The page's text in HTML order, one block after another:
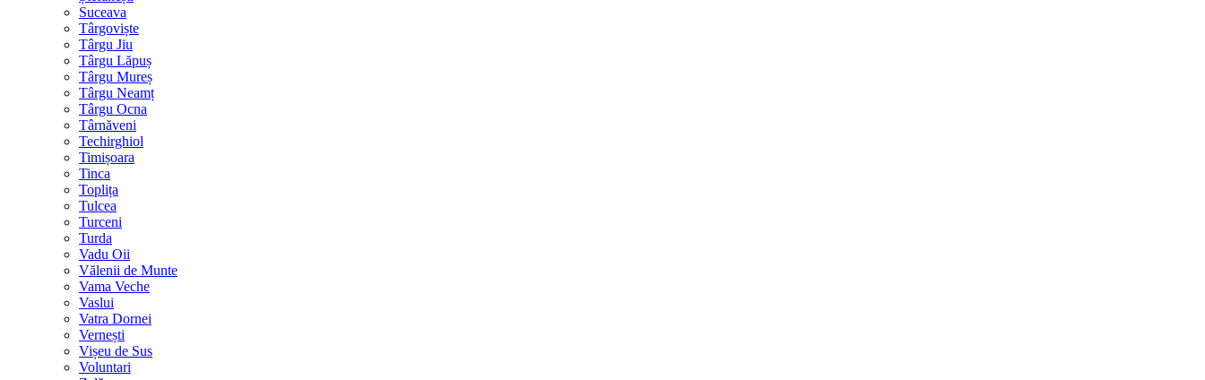
Suceava
Târgoviște
Târgu Jiu
Târgu Lăpuș
Târgu Mureș
Târgu Neamț
Târgu Ocna
Târnăveni
Techirghiol
Timișoara
Tinca
Toplița
Tulcea
Turceni
Turda
Vadu Oii
Vălenii de Munte
Vama Veche
Vaslui
Vatra Dornei
Vernești
Vișeu de Sus
Voluntari